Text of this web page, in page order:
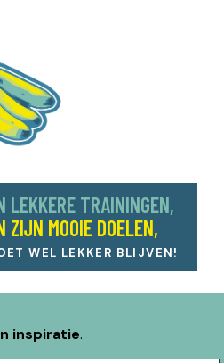
LEKKERE TRAININGEN,
ZIJN MOOIE DOELEN,
WEL LEKKER BLIJVEN!
inspiratie.